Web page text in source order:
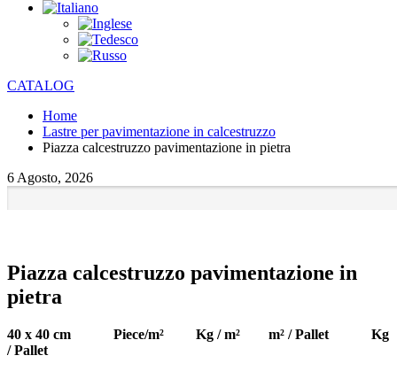
CATALOG
Home
Lastre per pavimentazione in calcestruzzo
Piazza calcestruzzo pavimentazione in pietra
6 Agosto, 2026
Piazza calcestruzzo pavimentazione in
pietra
40 x 40 cm Piece/m² Kg / m² m² / Pallet Kg
/ Pallet